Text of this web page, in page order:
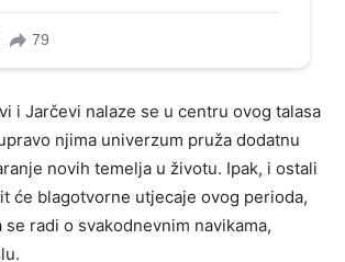
i Jarčevi nalaze se u centru ovog talasa
njima univerzum pruža dodatnu
novih temelja u životu. Ipak, i ostali
će blagotvorne utjecaje ovog perioda,
se radi o svakodnevnim navikama,